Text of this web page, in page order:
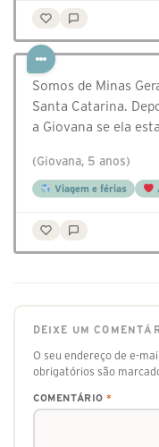
Somos de Minas
Santa Catarina.
a Giovana se ela
(Giovana, 5 anos)
Viagem e férias
DEIXE UM
O seu endereço de e-
obrigatórios são
COMENTÁRIO *